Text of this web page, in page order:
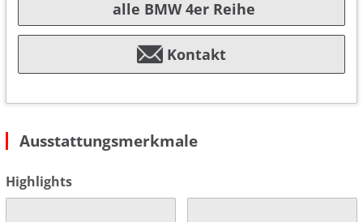
alle BMW 4er Reihe
Kontakt
Ausstattungsmerkmale
Highlights